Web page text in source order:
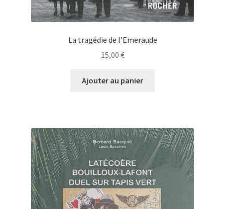
La tragédie de l’Emeraude
15,00 €
Ajouter au panier